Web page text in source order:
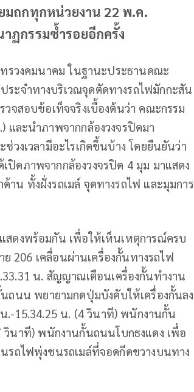
มถกทุกหน่วยงาน 22 พ.ค.
ฏกรรมซ้ำรอยอีกครั้ง
รวงคมนาคม ในฐานะประธานคณะ
ระจำทางบริเวณจุดตัดทางรถไฟมักกะสัน
จสอบข้อเท็จจริงเบื้องต้นว่า คณะกรรม
และนำภาพจากกล้องวงจรปิดมา
วงเวลามีอะไรเกิดขึ้นบ้าง โดยยืนยันว่า
ปิดภาพจากกล้องวงจรปิด 4 มุม มาแสดง
น ทั้งฝั่งรถเมล์ จุดทางรถไฟ และมุมการ
สดงพร้อมกัน เพื่อให้เห็นเหตุการณ์ครบ
ย 206 เคลื่อนผ่านเครื่องกั้นทางรถไฟ
น. สัญญาณเตือนเครื่องกั้นทำงาน
ถนน พยายามกดปุ่มบังคับให้เครื่องกั้นลง
น.-15.34.25 น. (4 วินาที) พนักงานกั้น
วินาที) พนักงานกั้นถนนโบกธงแดง เพื่อ
ถไฟพุ่งชนรถเมล์ที่จอดกีดขวางบนทาง